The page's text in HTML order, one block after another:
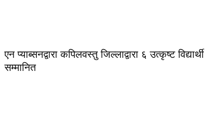
एन प्याब्सनद्वारा कपिलवस्तु जिल्लाद्वारा ६ उत्कृष्ट विद्यार्थी
सम्मानित